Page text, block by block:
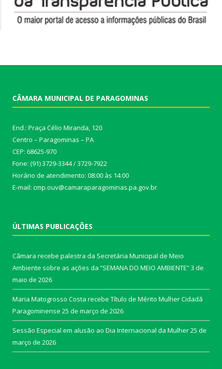
CÂMARA MUNICIPAL DE PARAGOMINAS
End.: Praça Célio Miranda, 120
Centro – Paragominas – PA
CEP: 68625-970
Fone: (91) 3729-3344 / 3729-7922
Horário de atendimento: 08:00 às 14:00
E-mail: cmp.ouv@camaraparagominas.pa.gov.br
ÚLTIMAS PUBLICAÇÕES
Câmara recebe palestra da Secretária Municipal de Meio
Ambiente sobre as ações da “SEMANA DO MEIO AMBIENTE”3 de
maio de 2026
Maria Matogrosso Costa recebe Título de Mérito Mulher Cidadã
Paragominense 25 de março de 2026
Sessão Especial em alusão ao Dia Internacional da Mulher25 de
março de 2026